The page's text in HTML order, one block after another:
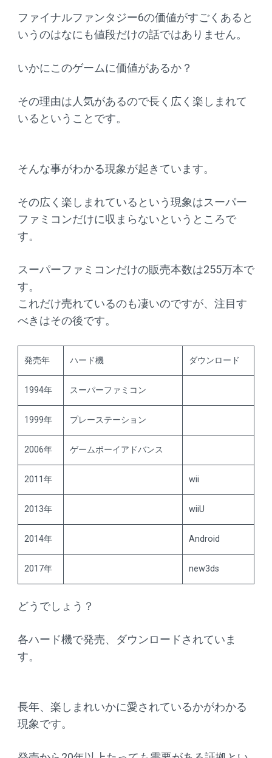
ファイナルファンタジー6の価値がすごくあると
いうのはなにも値段だけの話ではありません。
いかにこのゲームに価値があるか？
その理由は人気があるので長く広く楽しまれて
いるということです。
そんな事がわかる現象が起きています。
その広く楽しまれているという現象はスーパー
ファミコンだけに収まらないというところで
す。
スーパーファミコンだけの販売本数は255万本で
す。
これだけ売れているのも凄いのですが、注目す
べきはその後です。
発売年 ハード機 ダウンロード
1994年 スーパーファミコン
1999年 プレーステーション
2006年 ゲームボーイアドバンス
2011年 wii
2013年 wiiU
2014年 Android
2017年 new3ds
どうでしょう？
各ハード機で発売、ダウンロードされていま
す。
長年、楽しまれいかに愛されているかがわかる
現象です。